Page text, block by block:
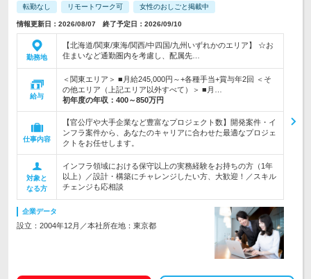
転勤なし リモートワーク可 女性のおしごと掲載中
情報更新日：2026/08/07 終了予定日：2026/09/10
勤務地
【北海道/関東/東海/関西/中四国/九州いずれかのエリア】 ☆お
住まいなど通勤圏内を考慮し、配属先…
給与
＜関東エリア＞ ■月給245,000円～+各種手当+賞与年2回 ＜そ
の他エリア（上記エリア以外すべて）＞ ■月…
初年度の年収： 400～850万円
仕事内容
【官公庁や大手企業など豊富なプロジェクト数】開発案件・イ
ンフラ案件から、あなたのキャリアに合わせた最適なプロジェ
クトをお任せします。
対象と
なる方
インフラ領域における保守以上の実務経験をお持ちの方（1年
以上）／設計・構築にチャレンジしたい方、大歓迎！／スキル
チェンジも応相談
企業データ
設立：2004年12月／本社所在地：東京都